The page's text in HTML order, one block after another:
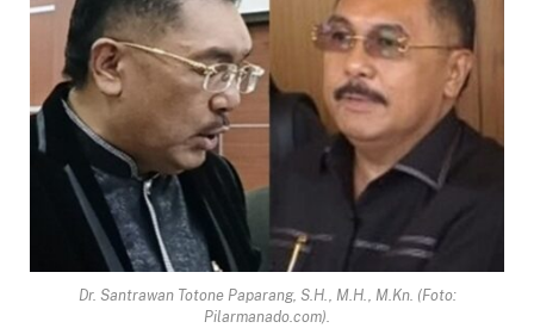
Dr. Santrawan Totone Paparang, S.H., M.H., M.Kn. (Foto:
Pilarmanado.com).